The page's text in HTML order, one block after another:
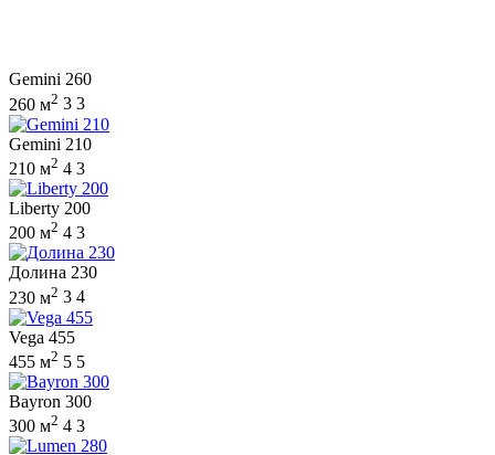
Gemini 260
260 м2 3 3
Gemini 210
210 м2 4 3
Liberty 200
200 м2 4 3
Долина 230
230 м2 3 4
Vega 455
455 м2 5 5
Bayron 300
300 м2 4 3